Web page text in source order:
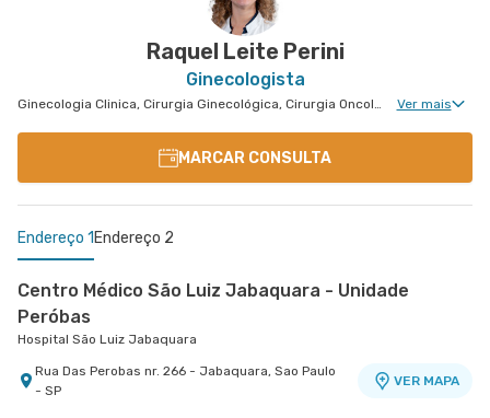
Raquel Leite Perini
Ginecologista
Ginecologia Clinica, Cirurgia Ginecológica, Cirurgia Oncológica Ginecológica, Cirurgia Robótica Ginecológica, Ginecologia Oncológica, Miomatose Uterina(Miomas), Ginecologia Videohisteroscopia Ver mais
MARCAR CONSULTA
Endereço 1 Endereço 2
Centro Médico São Luiz Jabaquara - Unidade
Peróbas
Hospital São Luiz Jabaquara
Rua Das Perobas nr. 266 - Jabaquara, Sao Paulo
- SP
VER MAPA